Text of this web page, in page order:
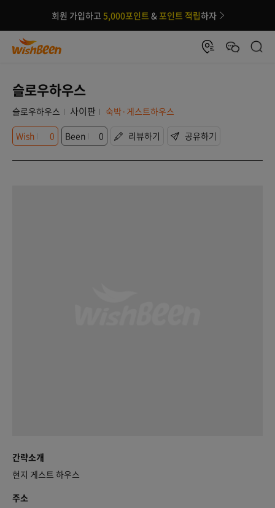
회원 가입하고 5,000포인트 &포인트 적립하자
슬로우하우스
슬로우하우스 사이판
숙박·게스트하우스
Wish
0 Been 0 리뷰하기 공유하기
간략소개
현지 게스트 하우스
주소